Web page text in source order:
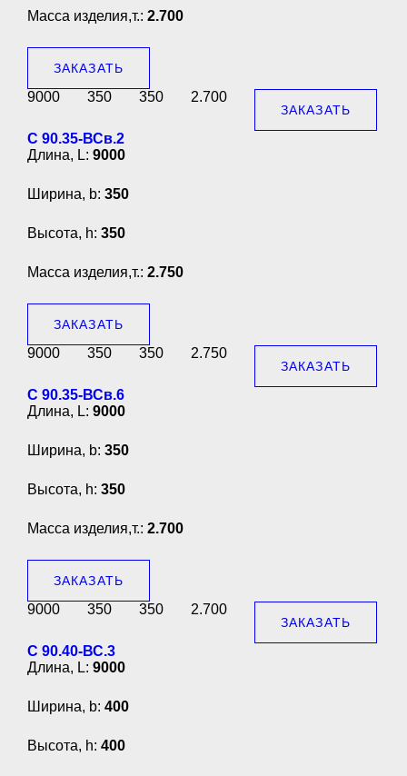
Масса изделия,т.: 2.700
ЗАКАЗАТЬ
9000 350 350 2.700
ЗАКАЗАТЬ
С 90.35-ВСв.2
Длина, L: 9000
Ширина, b: 350
Высота, h: 350
Масса изделия,т.: 2.750
ЗАКАЗАТЬ
9000 350 350 2.750
ЗАКАЗАТЬ
С 90.35-ВСв.6
Длина, L: 9000
Ширина, b: 350
Высота, h: 350
Масса изделия,т.: 2.700
ЗАКАЗАТЬ
9000 350 350 2.700
ЗАКАЗАТЬ
С 90.40-ВС.3
Длина, L: 9000
Ширина, b: 400
Высота, h: 400